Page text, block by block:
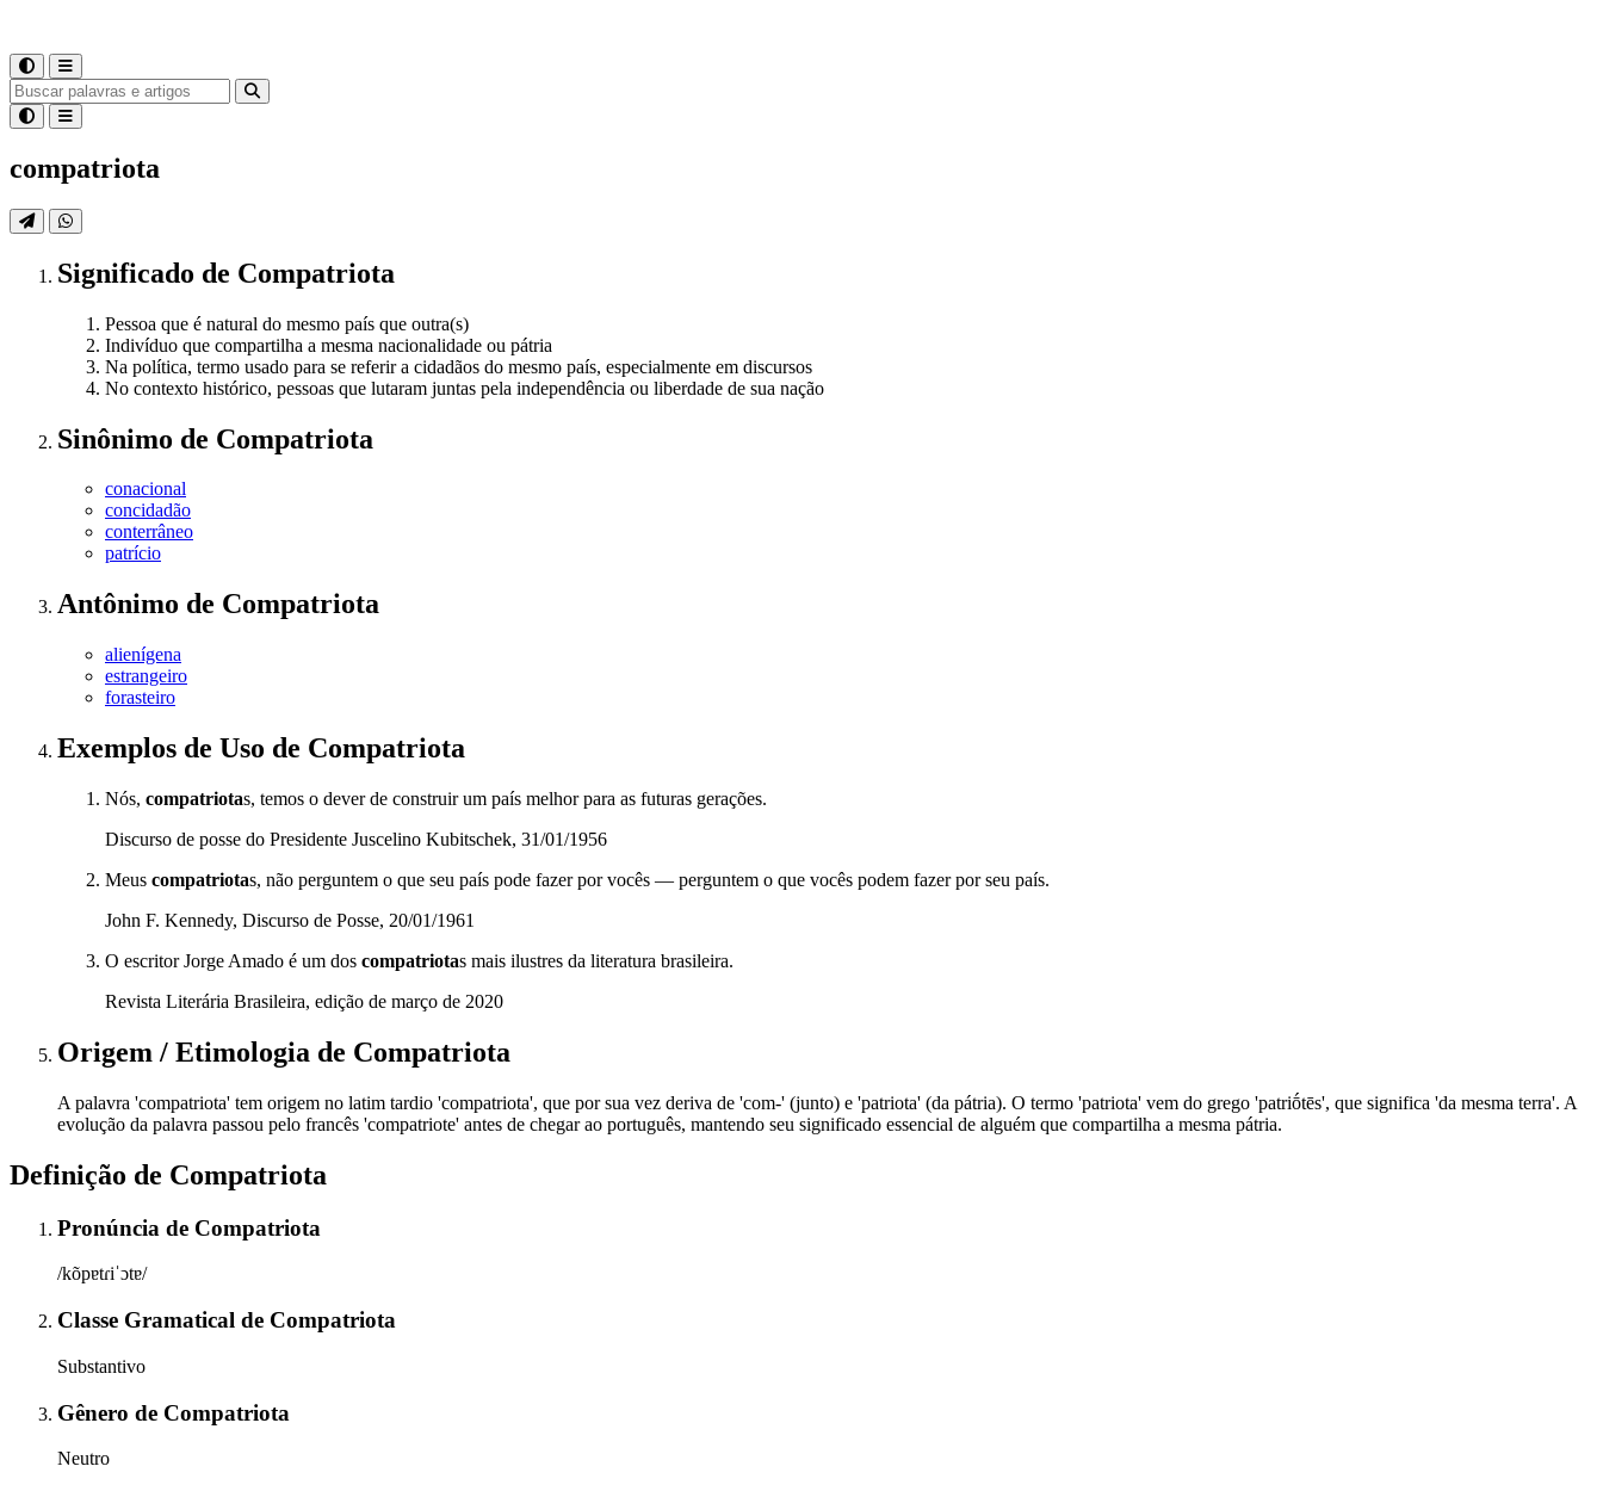
compatriota
Significado de Compatriota
Pessoa que é natural do mesmo país que outra(s)
Indivíduo que compartilha a mesma nacionalidade ou pátria
Na política, termo usado para se referir a cidadãos do mesmo país, especialmente em discursos
No contexto histórico, pessoas que lutaram juntas pela independência ou liberdade de sua nação
Sinônimo de Compatriota
conacional
concidadão
conterrâneo
patrício
Antônimo de Compatriota
alienígena
estrangeiro
forasteiro
Exemplos de Uso de Compatriota
Nós, compatriotas, temos o dever de construir um país melhor para as futuras gerações.
Discurso de posse do Presidente Juscelino Kubitschek, 31/01/1956
Meus compatriotas, não perguntem o que seu país pode fazer por vocês — perguntem o que vocês podem fazer por seu país.
John F. Kennedy, Discurso de Posse, 20/01/1961
O escritor Jorge Amado é um dos compatriotas mais ilustres da literatura brasileira.
Revista Literária Brasileira, edição de março de 2020
Origem / Etimologia de Compatriota
A palavra 'compatriota' tem origem no latim tardio 'compatriota', que por sua vez deriva de 'com-' (junto) e 'patriota' (da pátria). O termo 'patriota' vem do grego 'patriṓtēs', que significa 'da mesma terra'. A
evolução da palavra passou pelo francês 'compatriote' antes de chegar ao português, mantendo seu significado essencial de alguém que compartilha a mesma pátria.
Definição de Compatriota
Pronúncia de Compatriota
/kõpɐtɾiˈɔtɐ/
Classe Gramatical de Compatriota
Substantivo
Gênero de Compatriota
Neutro